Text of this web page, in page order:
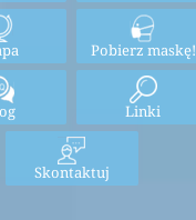
Pobierz maskę!
Linki
Skontaktuj